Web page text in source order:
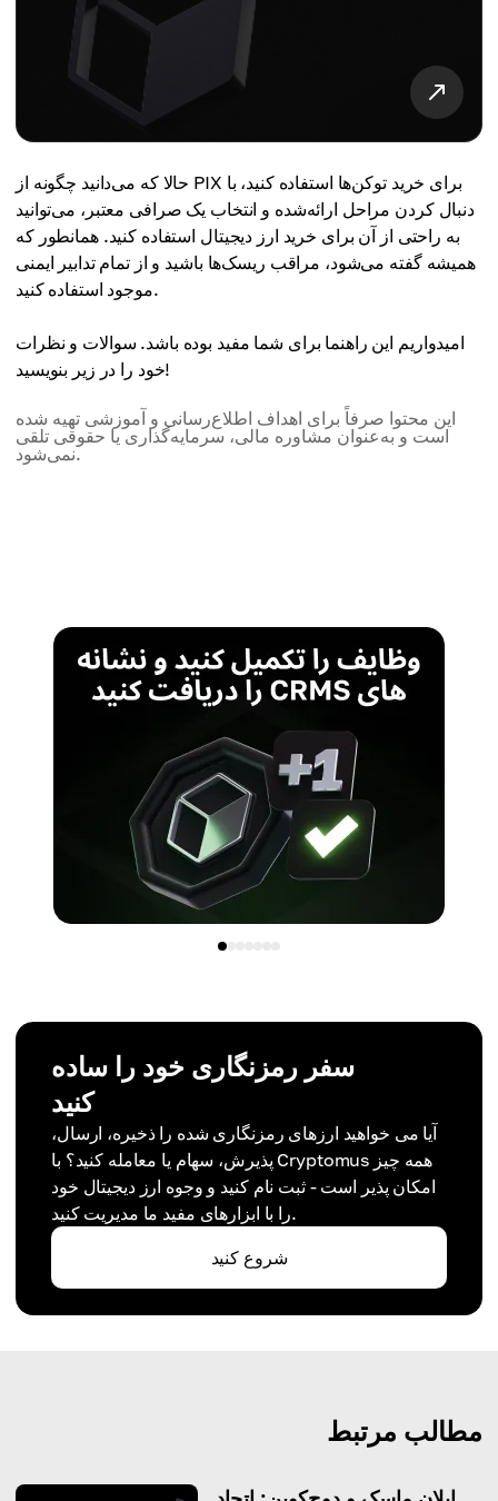
حالا که می‌دانید چگونه از PIX برای خرید توکن‌ها استفاده کنید، با
دنبال کردن مراحل ارائه‌شده و انتخاب یک صرافی معتبر، می‌توانید
به راحتی از آن برای خرید ارز دیجیتال استفاده کنید. همانطور که
همیشه گفته می‌شود، مراقب ریسک‌ها باشید و از تمام تدابیر ایمنی
موجود استفاده کنید.
امیدواریم این راهنما برای شما مفید بوده باشد. سوالات و نظرات
خود را در زیر بنویسید!
این محتوا صرفاً برای اهداف اطلاع‌رسانی و آموزشی تهیه شده
است و به‌عنوان مشاوره مالی، سرمایه‌گذاری یا حقوقی تلقی
نمی‌شود.
سفر رمزنگاری خود را ساده
کنید
آیا می خواهید ارزهای رمزنگاری شده را ذخیره، ارسال،
پذیرش، سهام یا معامله کنید؟ با Cryptomus همه چیز
امکان پذیر است - ثبت نام کنید و وجوه ارز دیجیتال خود
را با ابزارهای مفید ما مدیریت کنید.
شروع کنید
مطالب مرتبط